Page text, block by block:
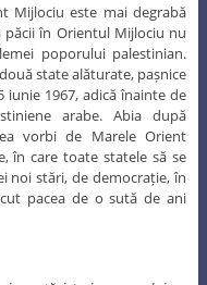
Mijlociu este mai degrabă
în Orientul Mijlociu nu
poporului palestinian.
state alăturate, pașnice
iunie 1967, adică înainte de
arabe. Abia după
vorbi de Marele Orient
în care toate statele să se
noi stări, de democrație, în
pacea de o sută de ani